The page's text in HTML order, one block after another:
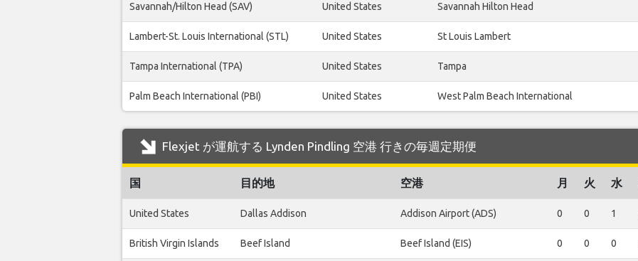
Savannah/Hilton Head (SAV) United States Savannah Hilton Head
Lambert-St. Louis International (STL) United States St Louis Lambert
Tampa International (TPA) United States Tampa
Palm Beach International (PBI) United States West Palm Beach International
Flexjet が運航する Lynden Pindling 空港 行きの毎週定期便
国 目的地 空港 月 火 水
United States Dallas Addison Addison Airport (ADS) 0 0 1
British Virgin Islands Beef Island Beef Island (EIS) 0 0 0